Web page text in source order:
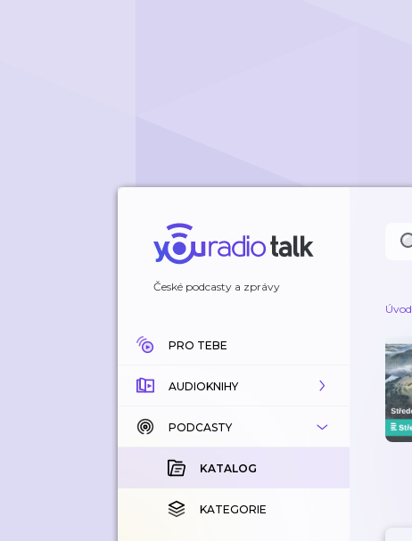
České podcasty a zprávy
PRO TEBE
AUDIOKNIHY
KATALOG
KOUPENÉ
KATEGORIE
PODCASTY
KATALOG
KATEGORIE
Úvod